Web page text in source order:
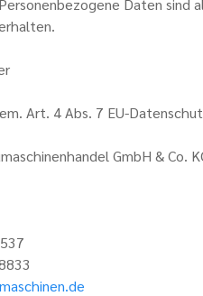
Daten sind
Art. 4 Abs. 7 EU-
GmbH & Co.